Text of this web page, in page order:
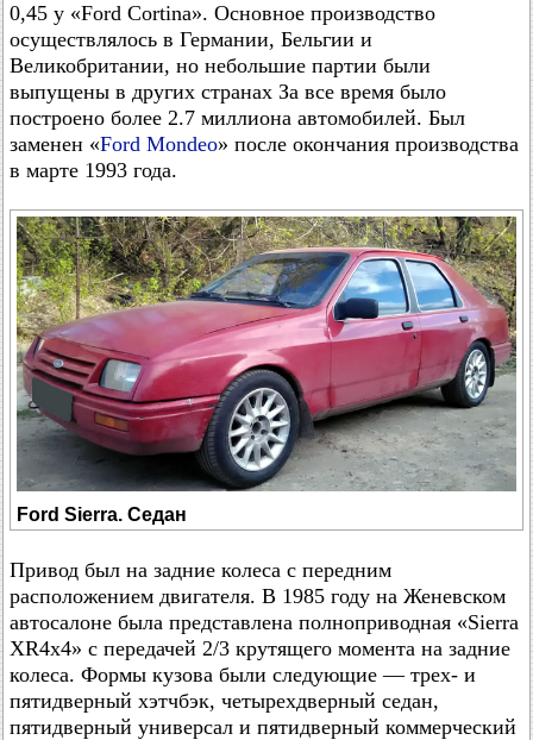
0,45 у «Ford Cortina». Основное производство
осуществлялось в Германии, Бельгии и
Великобритании, но небольшие партии были
выпущены в других странах За все время было
построено более 2.7 миллиона автомобилей. Был
заменен «Ford Mondeo» после окончания производства
в марте 1993 года.
Ford Sierra. Седан
Привод был на задние колеса с передним
расположением двигателя. В 1985 году на Женевском
автосалоне была представлена полноприводная «Sierra
XR4x4» с передачей 2/3 крутящего момента на задние
колеса. Формы кузова были следующие — трех- и
пятидверный хэтчбэк, четырехдверный седан,
пятидверный универсал и пятидверный коммерческий